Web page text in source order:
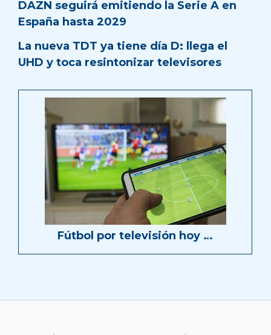
DAZN seguirá emitiendo la Serie A en
España hasta 2029
La nueva TDT ya tiene día D: llega el
UHD y toca resintonizar televisores
Fútbol por televisión hoy …